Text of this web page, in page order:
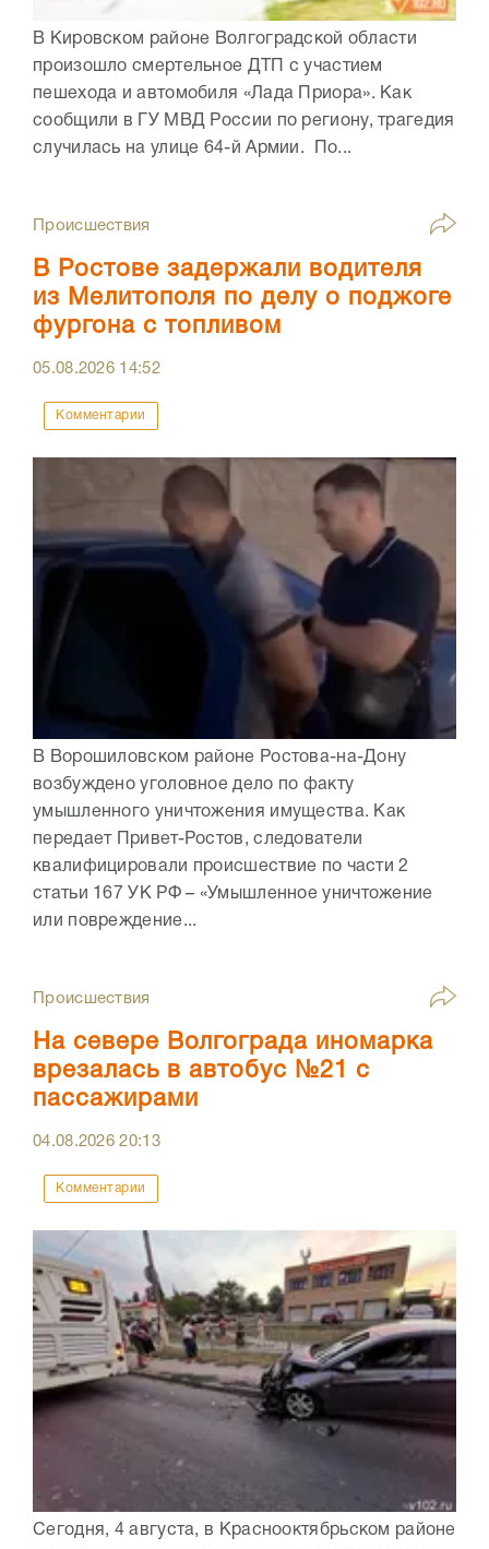
В Кировском районе Волгоградской области
произошло смертельное ДТП с участием
пешехода и автомобиля «Лада Приора». Как
сообщили в ГУ МВД России по региону, трагедия
случилась на улице 64-й Армии. По...
Происшествия
В Ростове задержали водителя
из Мелитополя по делу о поджоге
фургона с топливом
05.08.2026 14:52
Комментарии
В Ворошиловском районе Ростова-на-Дону
возбуждено уголовное дело по факту
умышленного уничтожения имущества. Как
передает Привет-Ростов, следователи
квалифицировали происшествие по части 2
статьи 167 УК РФ – «Умышленное уничтожение
или повреждение...
Происшествия
На севере Волгограда иномарка
врезалась в автобус №21 с
пассажирами
04.08.202620:13
Комментарии
Сегодня, 4 августа, в Краснооктябрьском районе